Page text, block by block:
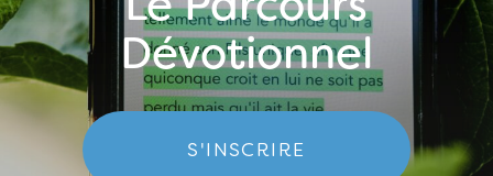
Dévotionnel
S'INSCRIRE